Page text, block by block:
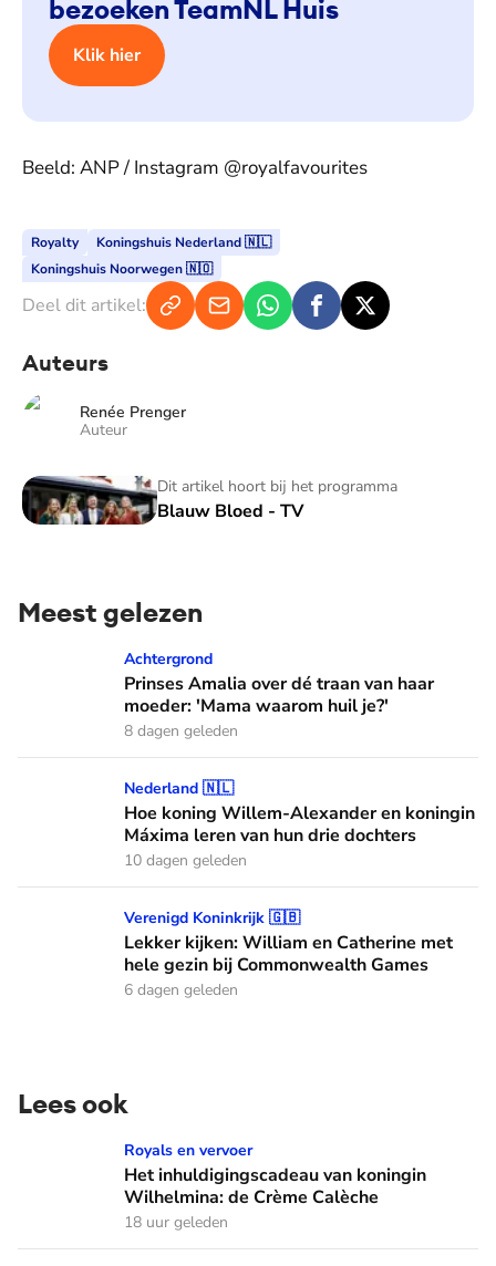
bezoeken TeamNL Huis
Klik hier
Beeld: ANP / Instagram @royalfavourites
Royalty
Koningshuis Nederland 🇳🇱
Koningshuis Noorwegen 🇳🇴
Deel dit artikel:
Auteurs
Renée Prenger
Auteur
Dit artikel hoort bij het programma
Blauw Bloed - TV
Blauw Bloed - TV
Meest gelezen
Prinses Amalia over dé traan van haar moeder: 'Mama
Achtergrond
Prinses Amalia over dé traan van haar
moeder: 'Mama waarom huil je?'
8 dagen geleden
Hoe koning Willem-Alexander en koningin Máxima leren
Nederland 🇳🇱
Hoe koning Willem-Alexander en koningin
Máxima leren van hun drie dochters
10 dagen geleden
Lekker kijken: William en Catherine met hele gezin bij
Verenigd Koninkrijk 🇬🇧
Lekker kijken: William en Catherine met
hele gezin bij Commonwealth Games
6 dagen geleden
Lees ook
Het inhuldigingscadeau van koningin Wilhelmina: de
Royals en vervoer
Het inhuldigingscadeau van koningin
Wilhelmina: de Crème Calèche
18 uur geleden